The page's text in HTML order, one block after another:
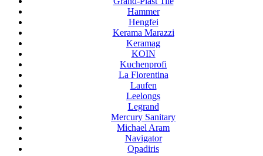
Hammer
Hengfei
Kerama Marazzi
Keramag
KOIN
Kuchenprofi
La Florentina
Laufen
Leelongs
Legrand
Mercury Sanitary
Michael Aram
Navigator
Opadiris